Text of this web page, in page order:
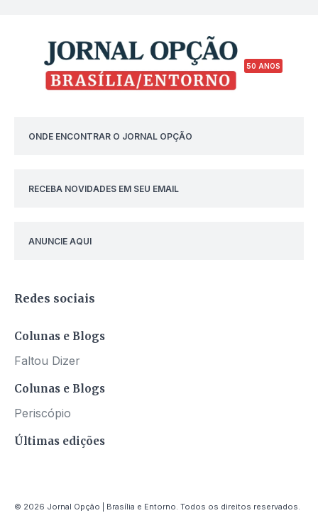
50 ANOS
ONDE ENCONTRAR O JORNAL OPÇÃO
RECEBA NOVIDADES EM SEU EMAIL
ANUNCIE AQUI
Redes sociais
Colunas e Blogs
Faltou Dizer
Colunas e Blogs
Periscópio
Últimas edições
© 2026 Jornal Opção | Brasília e Entorno. Todos os direitos reservados.